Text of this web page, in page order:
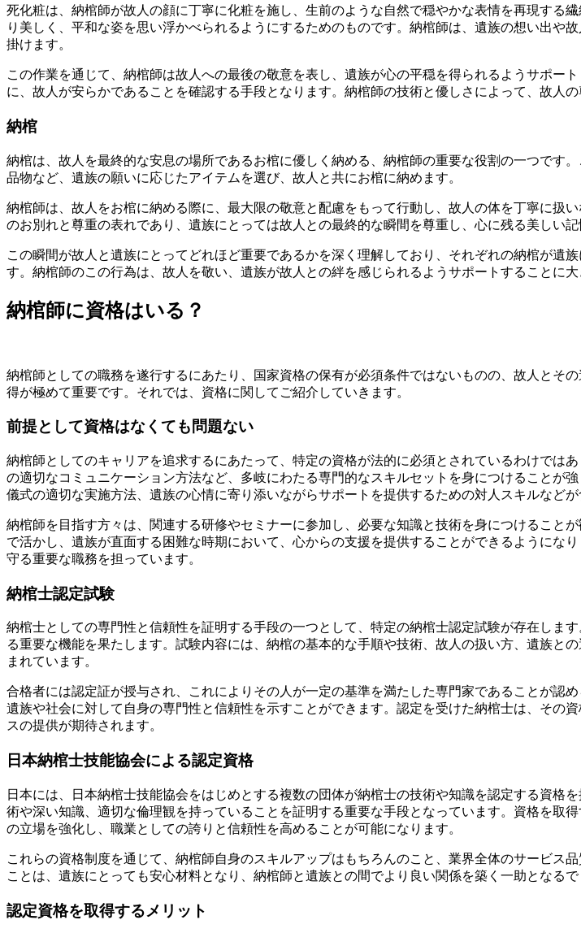
死化粧は、納棺師が故人の顔に丁寧に化粧を施し、生前のような自然で穏やかな表情を再現する
り美しく、平和な姿を思い浮かべられるようにするためのものです。納棺師は、遺族の想い出
掛けます。
この作業を通じて、納棺師は故人への最後の敬意を表し、遺族が心の平穏を得られるようサポー
に、故人が安らかであることを確認する手段となります。納棺師の技術と優しさによって、故人
納棺
納棺は、故人を最終的な安息の場所であるお棺に優しく納める、納棺師の重要な役割の一つです
品物など、遺族の願いに応じたアイテムを選び、故人と共にお棺に納めます。
納棺師は、故人をお棺に納める際に、最大限の敬意と配慮をもって行動し、故人の体を丁寧に扱
のお別れと尊重の表れであり、遺族にとっては故人との最終的な瞬間を尊重し、心に残る美しい記
この瞬間が故人と遺族にとってどれほど重要であるかを深く理解しており、それぞれの納棺が遺
す。納棺師のこの行為は、故人を敬い、遺族が故人との絆を感じられるようサポートすることに大
納棺師に資格はいる？
納棺師としての職務を遂行するにあたり、国家資格の保有が必須条件ではないものの、故人とそ
得が極めて重要です。それでは、資格に関してご紹介していきます。
前提として資格はなくても問題ない
納棺師としてのキャリアを追求するにあたって、特定の資格が法的に必須とされているわけでは
の適切なコミュニケーション方法など、多岐にわたる専門的なスキルセットを身につけることが
儀式の適切な実施方法、遺族の心情に寄り添いながらサポートを提供するための対人スキルなどが
納棺師を目指す方々は、関連する研修やセミナーに参加し、必要な知識と技術を身につけること
で活かし、遺族が直面する困難な時期において、心からの支援を提供することができるようにな
守る重要な職務を担っています。
納棺士認定試験
納棺士としての専門性と信頼性を証明する手段の一つとして、特定の納棺士認定試験が存在しま
る重要な機能を果たします。試験内容には、納棺の基本的な手順や技術、故人の扱い方、遺族と
まれています。
合格者には認定証が授与され、これによりその人が一定の基準を満たした専門家であることが認
遺族や社会に対して自身の専門性と信頼性を示すことができます。認定を受けた納棺士は、その
スの提供が期待されます。
日本納棺士技能協会による認定資格
日本には、日本納棺士技能協会をはじめとする複数の団体が納棺士の技術や知識を認定する資
術や深い知識、適切な倫理観を持っていることを証明する重要な手段となっています。資格を取
の立場を強化し、職業としての誇りと信頼性を高めることが可能になります。
これらの資格制度を通じて、納棺師自身のスキルアップはもちろんのこと、業界全体のサービス
ことは、遺族にとっても安心材料となり、納棺師と遺族との間でより良い関係を築く一助となるで
認定資格を取得するメリット